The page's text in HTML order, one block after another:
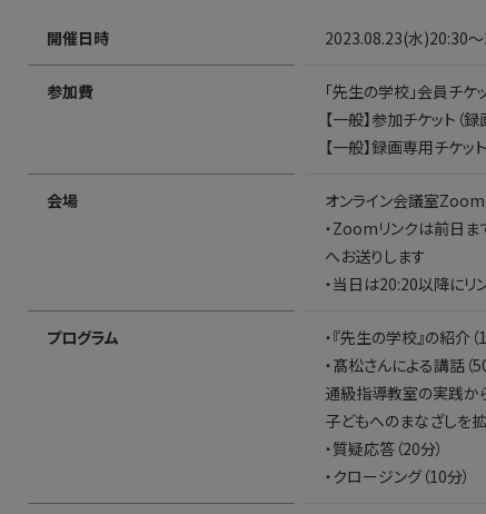
開催日時 2023.08.23(水)20:30
参加費
「先生の学校」会員チケ
【一般】参加チケット（
【一般】録画専用チケッ
会場
オンライン会議室Zoom
・Zoomリンクは前日
へお送りします
・当日は20:20以降にリ
プログラム
・『先生の学校』の紹介（
・髙松さんによる講話（
通級指導教室の実践か
子どもへのまなざしを
・質疑応答（20分）
・クロージング（10分）